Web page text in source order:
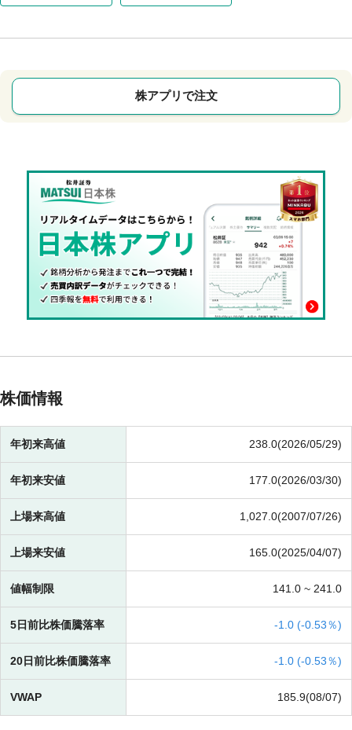
株アプリで注文
株価情報
年初来高値 238.0(2026/05/29)
年初来安値 177.0(2026/03/30)
上場来高値 1,027.0(2007/07/26)
上場来安値 165.0(2025/04/07)
値幅制限 141.0 ~ 241.0
5日前比株価騰落率 -1.0 (-0.53％)
20日前比株価騰落率 -1.0 (-0.53％)
VWAP 185.9(08/07)